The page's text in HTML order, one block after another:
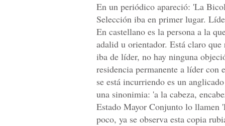
En un periódico apareció: 'La
Selección iba en primer lugar.
En castellano es la persona a la
adalid u orientador. Está claro
iba de líder, no hay ninguna
residencia permanente a líder con
se está incurriendo es un
una sinonimia: 'a la cabeza,
Estado Mayor Conjunto lo llamen
poco, ya se observa esta copia